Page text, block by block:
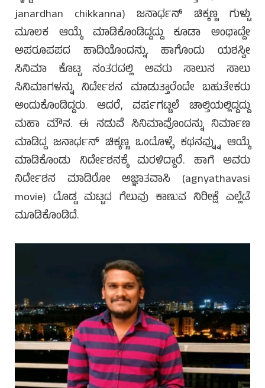
janardhan chikkanna) ಜನಾರ್ಧನ್ ಚಿಕ್ಕಣ್ಣ ಗುಳ್ಟು
ಮೂಲಕ ಆಯ್ಕೆ ಮಾಡಿಕೊಂಡಿದ್ದದ್ದು ಕೂಡಾ ಅಂಥಾದ್ದೇ
ಅಪರೂಪಪದ ಹಾದಿಯೊಂದನ್ನು. ಹಾಗೊಂದು ಯಶಸ್ವೀ
ಸಿನಿಮಾ ಕೊಟ್ಟ ನಂತರದಲ್ಲಿ ಅವರು ಸಾಲುನ ಸಾಲು
ಸಿನಿಮಾಗಳನ್ನು ನಿರ್ದೇಶನ ಮಾಡುತ್ತಾರೆಂದೇ ಬಹುತೇಕರು
ಅಂದುಕೊಂಡಿದ್ದರು. ಆದರೆ, ವರ್ಷಗಟ್ಟಲೆ ಚಾಲ್ತಿಯಲ್ಲಿದ್ದದ್ದು
ಮಹಾ ಮೌನ. ಈ ನಡುವೆ ಸಿನಿಮಾವೊಂದನ್ನು ನಿರ್ಮಾಣ
ಮಾಡಿದ್ದ ಜನಾರ್ಧನ್ ಚಿಕ್ಕಣ್ಣ ಒಂದೊಳ್ಳೆ ಕಥನವ್ನ್ನು ಆಯ್ಕೆ
ಮಾಡಿಕೊಂಡು ನಿರ್ದೇಶನಕ್ಕೆ ಮರಳಿದ್ದಾರೆ. ಹಾಗೆ ಅವರು
ನಿರ್ದೇಶನ ಮಾಡಿರೋ ಅಜ್ಞಾತವಾಸಿ (agnyathavasi
movie) ದೊಡ್ಡ ಮಟ್ಟದ ಗೆಲುವು ಕಾಣುವ ನಿರೀಕ್ಷೆ ಎಲ್ಲೆಡೆ
ಮೂಡಿಕೊಂಡಿದೆ.